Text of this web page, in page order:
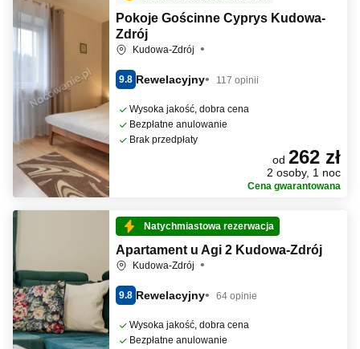
Pokoje Gościnne Cyprys Kudowa-
Zdrój
Kudowa-Zdrój
9.8 Rewelacyjny 117 opinii
Wysoka jakość, dobra cena
Bezpłatne anulowanie
Brak przedpłaty
od 262 zł
2 osoby, 1 noc
Cena gwarantowana
Natychmiastowa rezerwacja
Apartament u Agi 2 Kudowa-Zdrój
Kudowa-Zdrój
9.8 Rewelacyjny 64 opinie
Wysoka jakość, dobra cena
Bezpłatne anulowanie